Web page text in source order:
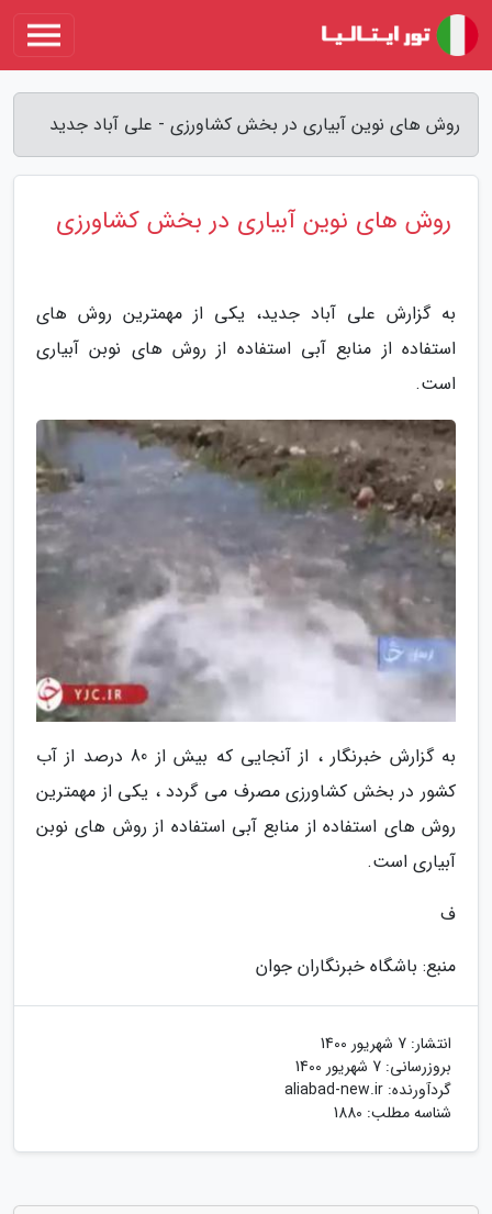
روش های نوین آبیاری در بخش کشاورزی - علی آباد جدید
روش های نوین آبیاری در بخش کشاورزی
به گزارش علی آباد جدید، یکی از مهمترین روش های
استفاده از منابع آبی استفاده از روش های نوبن آبیاری
است.
به گزارش خبرنگار ، از آنجایی که بیش از 80 درصد از آب
کشور در بخش کشاورزی مصرف می گردد ، یکی از مهمترین
روش های استفاده از منابع آبی استفاده از روش های نوبن
آبیاری است.
ف
منبع: باشگاه خبرنگاران جوان
انتشار: 7 شهریور 1400
بروزرسانی: 7 شهریور 1400
گردآورنده: aliabad-new.ir
شناسه مطلب: 1880